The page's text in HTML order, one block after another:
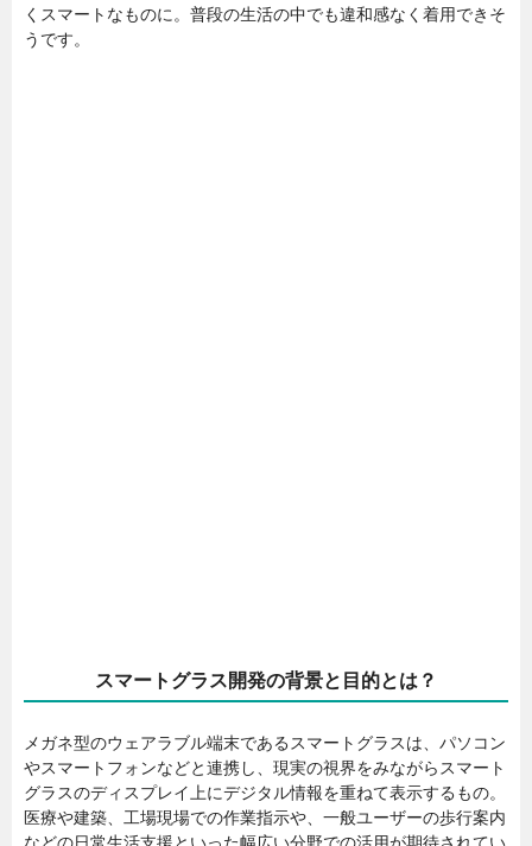
くスマートなものに。普段の生活の中でも違和感なく着用できそ
うです。
スマートグラス開発の背景と目的とは？
メガネ型のウェアラブル端末であるスマートグラスは、パソコン
やスマートフォンなどと連携し、現実の視界をみながらスマート
グラスのディスプレイ上にデジタル情報を重ねて表示するもの。
医療や建築、工場現場での作業指示や、一般ユーザーの歩行案内